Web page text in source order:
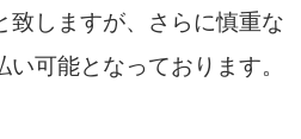
致しますが、さらに慎重な
可能となっております。